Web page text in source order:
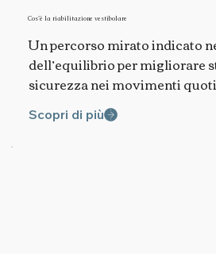
Cos’è la riabilitazione vestibolare
Un percorso mirato indicato
dell’equilibrio per migliorare
sicurezza nei movimenti
Scopri di più